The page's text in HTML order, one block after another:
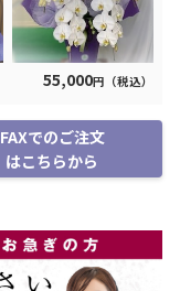
55,000円（税込）
FAXでのご注文
はこちらから